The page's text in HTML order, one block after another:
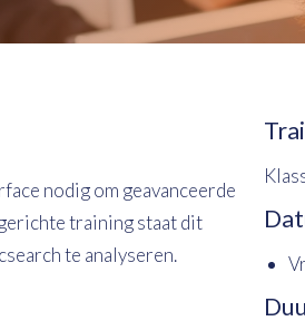
nodig om geavanceerde
training staat dit
te analyseren.